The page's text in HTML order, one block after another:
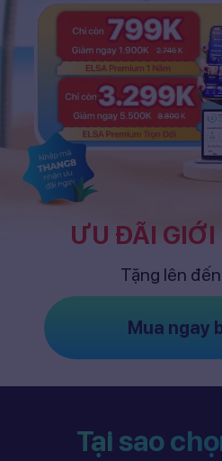
ƯU ĐÃI
Tặng lên đến
Mua ngay
Tại sao